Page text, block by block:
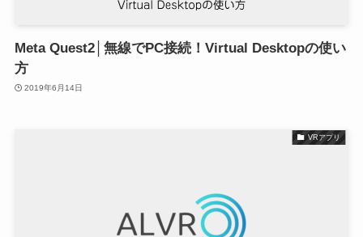
Meta Quest2│無線でPC接続！Virtual Desktopの使い
方
2019年6月14日
VRアプリ